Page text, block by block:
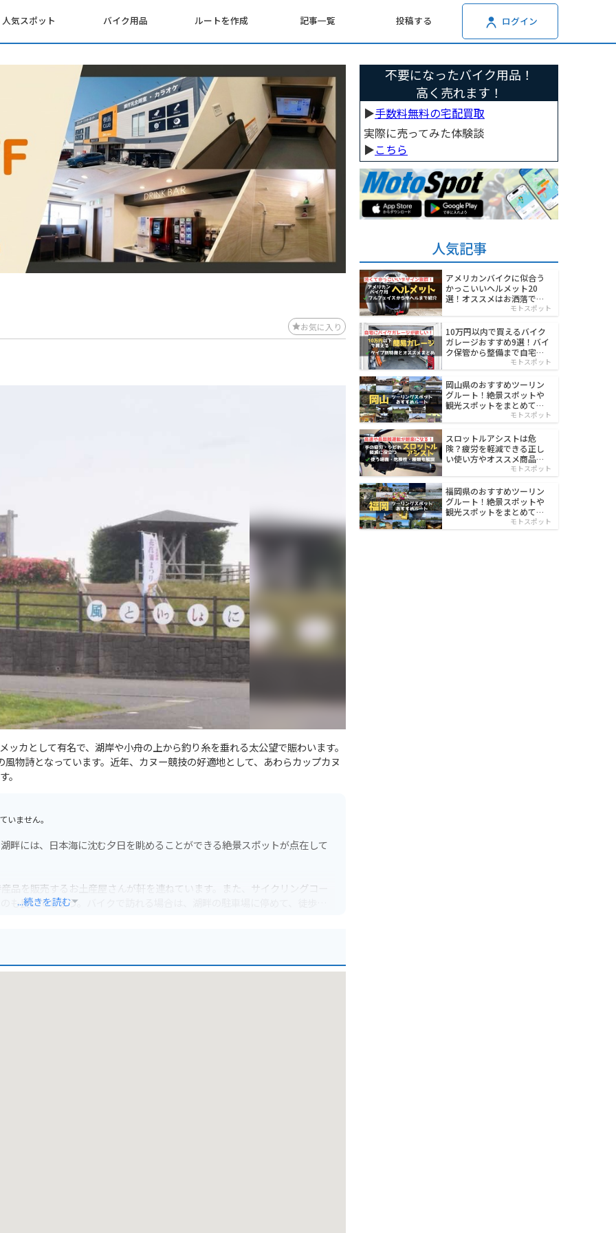
人気スポット バイク用品 ルートを作成 記事一覧 投稿する ログイン
お気に入り
カとして有名で、湖岸や小舟の上から釣り糸を垂れる太公望で賑わいます。
物詩となっています。近年、カヌー競技の好適地として、あわらカップカヌ
。
ません。
畔には、日本海に沈む夕日を眺めることができる絶景スポットが点在して
を販売するお土産屋さんが軒を連ねています。また、サイクリングコー
良いでしょう。バイクで訪れる場合は、湖畔の駐車場に停めて、徒歩で
...続きを読む
不要になったバイク用品！
高く売れます！
▶︎手数料無料の宅配買取
実際に売ってみた体験談
▶︎こちら
人気記事
アメリカンバイクに似合う
かっこいいヘルメット20
選！オススメはお洒落でワ
モトスポット
10万円以内で買えるバイク
ガレージおすすめ9選！バイ
ク保管から整備まで自宅で
モトスポット
岡山県のおすすめツーリン
グルート！絶景スポットや
観光スポットをまとめて紹
モトスポット
スロットルアシストは危
険？疲労を軽減できる正し
い使い方やオススメ商品を
モトスポット
福岡県のおすすめツーリン
グルート！絶景スポットや
観光スポットをまとめて紹
モトスポット